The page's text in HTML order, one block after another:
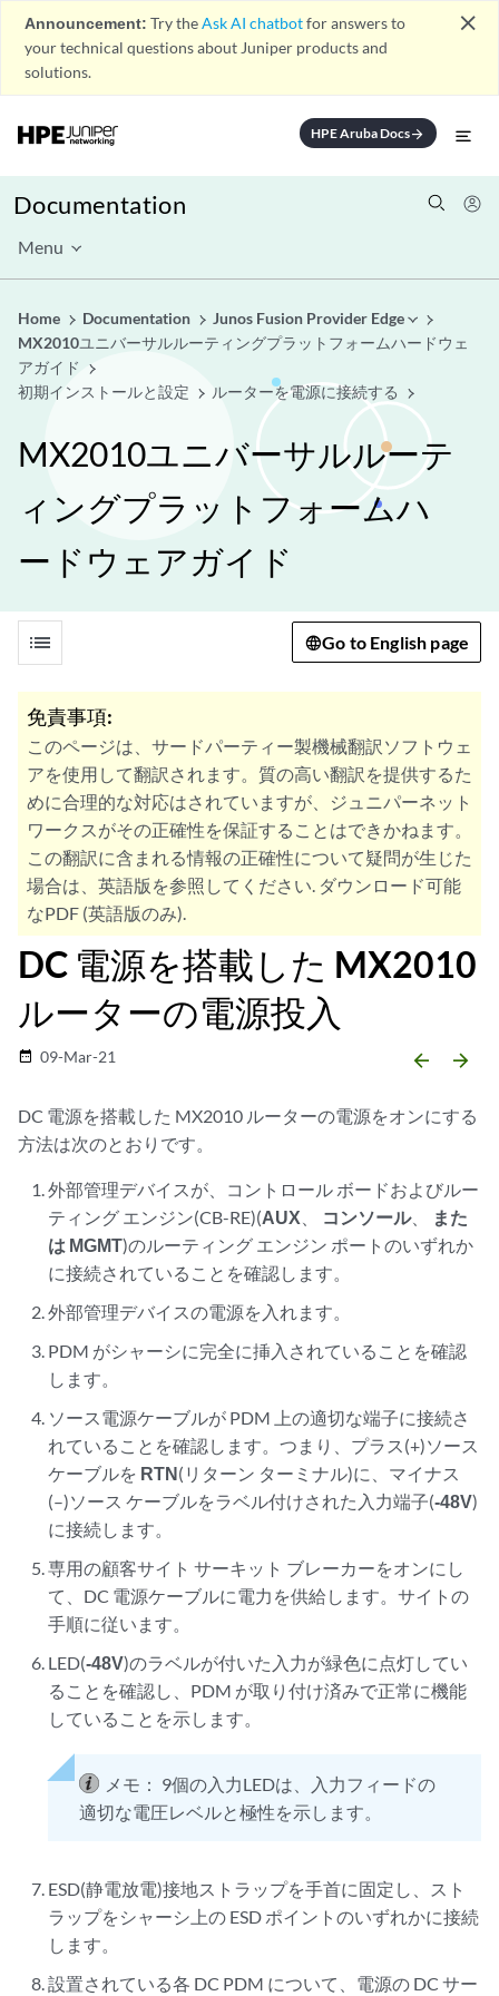
Announcement: Try theAsk AI chatbotfor answers to
your technical questions about Juniper products and
solutions.
close
HPE Aruba Docsarrow_forward
Documentation
Menu
Home Documentation
Junos Fusion Provider Edge
MX2010ユニバーサルルーティングプラットフォームハードウェ
アガイド
初期インストールと設定
ルーターを電源に接続する
MX2010ユニバーサルルーテ
ィングプラットフォームハ
ードウェアガイド
list Go to English page
免責事項:
このページは、サードパーティー製機械翻訳ソフトウェ
アを使用して翻訳されます。質の高い翻訳を提供するた
めに合理的な対応はされていますが、ジュニパーネット
ワークスがその正確性を保証することはできかねます。
この翻訳に含まれる情報の正確性について疑問が生じた
場合は、英語版を参照してください. ダウンロード可能
なPDF (英語版のみ).
DC 電源を搭載した MX2010
ルーターの電源投入
date_range 09-Mar-21 arrow_backward arrow_forward
DC 電源を搭載した MX2010 ルーターの電源をオンにする
方法は次のとおりです。
外部管理デバイスが、コントロール ボードおよびルー
ティング エンジン(CB-RE)(AUX コンソール、
また
は MGMT)のルーティング エンジン ポートのいずれか
に接続されていることを確認します。
外部管理デバイスの電源を入れます。
PDM がシャーシに完全に挿入されていることを確認
します。
ソース電源ケーブルが PDM 上の適切な端子に接続さ
れていることを確認します。つまり、プラス(+)ソース
ケーブルを RTN(リターン ターミナル)に、マイナス
(–)ソース ケーブルをラベル付けされた入力端子(-48V)
に接続します。
専用の顧客サイト サーキット ブレーカーをオンにし
て、DC 電源ケーブルに電力を供給します。サイトの
手順に従います。
LED(-48V)のラベルが付いた入力が緑色に点灯してい
ることを確認し、PDM が取り付け済みで正常に機能
していることを示します。
メモ： 9個の入力LEDは、入力フィードの
適切な電圧レベルと極性を示します。
ESD(静電放電)接地ストラップを手首に固定し、スト
ラップをシャーシ上の ESD ポイントのいずれかに接続
します。
設置されている各 DC PDM について、電源の DC サー